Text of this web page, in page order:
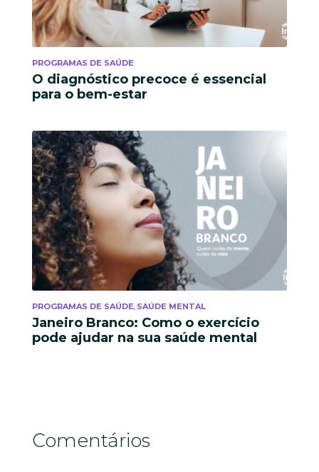
PROGRAMAS DE SAÚDE
O diagnóstico precoce é essencial
para o bem-estar
PROGRAMAS DE SAÚDE SAÚDE MENTAL
Janeiro Branco: Como o exercício
pode ajudar na sua saúde mental
Comentários